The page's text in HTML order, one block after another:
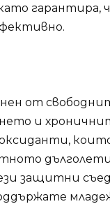
гарантира,
от
и
защитни